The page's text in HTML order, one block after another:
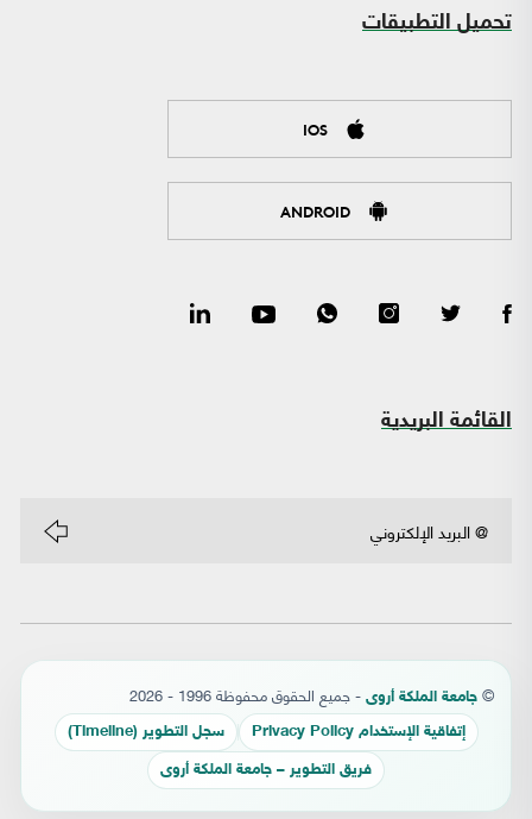
تحميل التطبيقات
IOS
ANDROID
القائمة البريدية
© جامعة الملكة أروى - جميع الحقوق محفوظة 1996 - 2026
إتفاقية الإستخدام Privacy Policy سجل التطوير (Timeline)
فريق التطوير – جامعة الملكة أروى